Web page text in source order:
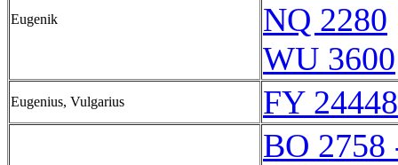
Eugenik
NQ 2280
WU 3600
Eugenius, Vulgarius FY
BO 2758